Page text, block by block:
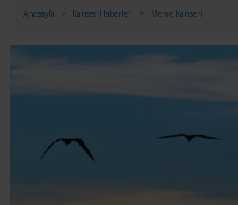
Anasayfa Kanser Haberleri Meme Kanseri